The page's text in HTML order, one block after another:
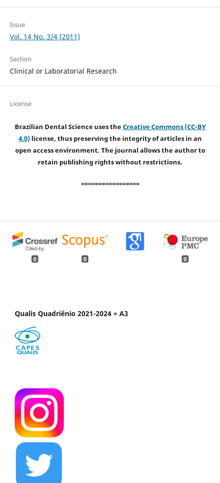
Issue
Vol. 14 No. 3/4 (2011)
Section
Clinical or Laboratorial Research
License
Brazilian Dental Science uses theCreative Commons (CC-BY
4.0)license, thus preserving the integrity of articles in an
open access environment. The journal allows the author to
retain publishing rights without restrictions.
=================
0 0 0
Qualis Quadriênio 2021-2024 = A3